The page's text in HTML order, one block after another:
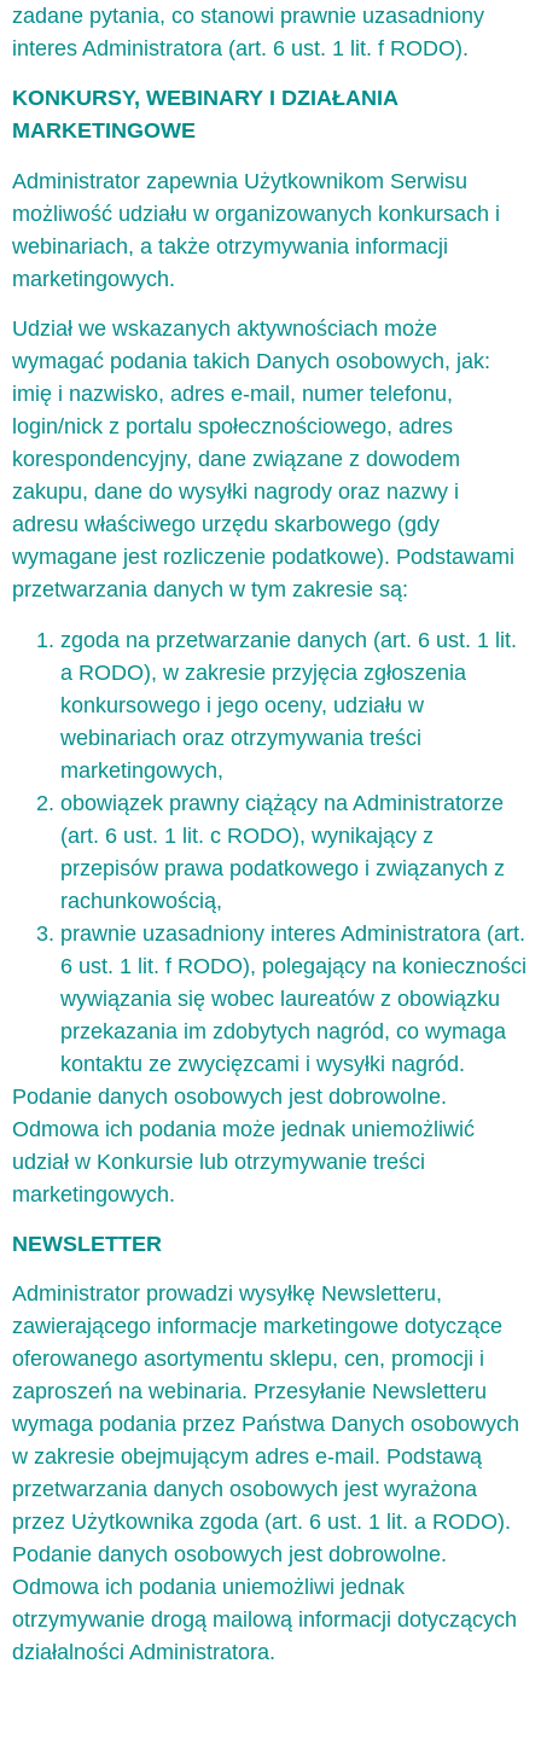
zadane pytania, co stanowi prawnie uzasadniony
interes Administratora (art. 6 ust. 1 lit. f RODO).
KONKURSY, WEBINARY I DZIAŁANIA
MARKETINGOWE
Administrator zapewnia Użytkownikom Serwisu
możliwość udziału w organizowanych konkursach i
webinariach, a także otrzymywania informacji
marketingowych.
Udział we wskazanych aktywnościach może
wymagać podania takich Danych osobowych, jak:
imię i nazwisko, adres e-mail, numer telefonu,
login/nick z portalu społecznościowego, adres
korespondencyjny, dane związane z dowodem
zakupu, dane do wysyłki nagrody oraz nazwy i
adresu właściwego urzędu skarbowego (gdy
wymagane jest rozliczenie podatkowe). Podstawami
przetwarzania danych w tym zakresie są:
zgoda na przetwarzanie danych (art. 6 ust. 1 lit.
a RODO), w zakresie przyjęcia zgłoszenia
konkursowego i jego oceny, udziału w
webinariach oraz otrzymywania treści
marketingowych,
obowiązek prawny ciążący na Administratorze
(art. 6 ust. 1 lit. c RODO), wynikający z
przepisów prawa podatkowego i związanych z
rachunkowością,
prawnie uzasadniony interes Administratora (art.
6 ust. 1 lit. f RODO), polegający na konieczności
wywiązania się wobec laureatów z obowiązku
przekazania im zdobytych nagród, co wymaga
kontaktu ze zwycięzcami i wysyłki nagród.
Podanie danych osobowych jest dobrowolne.
Odmowa ich podania może jednak uniemożliwić
udział w Konkursie lub otrzymywanie treści
marketingowych.
NEWSLETTER
Administrator prowadzi wysyłkę Newsletteru,
zawierającego informacje marketingowe dotyczące
oferowanego asortymentu sklepu, cen, promocji i
zaproszeń na webinaria. Przesyłanie Newsletteru
wymaga podania przez Państwa Danych osobowych
w zakresie obejmującym adres e-mail. Podstawą
przetwarzania danych osobowych jest wyrażona
przez Użytkownika zgoda (art. 6 ust. 1 lit. a RODO).
Podanie danych osobowych jest dobrowolne.
Odmowa ich podania uniemożliwi jednak
otrzymywanie drogą mailową informacji dotyczących
działalności Administratora.